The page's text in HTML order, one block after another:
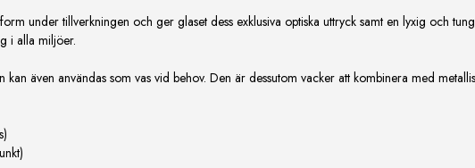
under tillverkningen och ger glaset dess exklusiva optiska uttryck samt en lyxig och
i alla miljöer.
även användas som vas vid behov. Den är dessutom vacker att kombinera med